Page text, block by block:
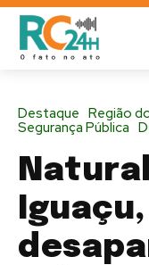
Destaque Região
Segurança Pública